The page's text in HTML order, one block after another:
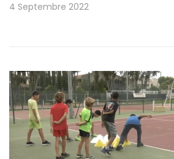
4 Septembre 2022